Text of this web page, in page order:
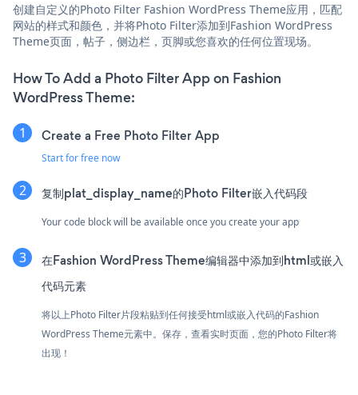
创建自定义的Photo Filter Fashion WordPress Theme应用，匹配
网站的样式和颜色，并将Photo Filter添加到Fashion WordPress
Theme页面，帖子，侧边栏，页脚或您喜欢的任何位置现场。
How To Add a Photo Filter App on Fashion
WordPress Theme:
Create a Free Photo Filter App
Start for free now
复制plat_display_name的Photo Filter嵌入代码段
Your code block will be available once you create your app
在Fashion WordPress Theme编辑器中添加到html或嵌入
代码元素
将以上Photo Filter片段粘贴到任何接受html或嵌入代码的Fashion
WordPress Theme元素中。保存，查看实时页面，您的Photo Filter将
出现！